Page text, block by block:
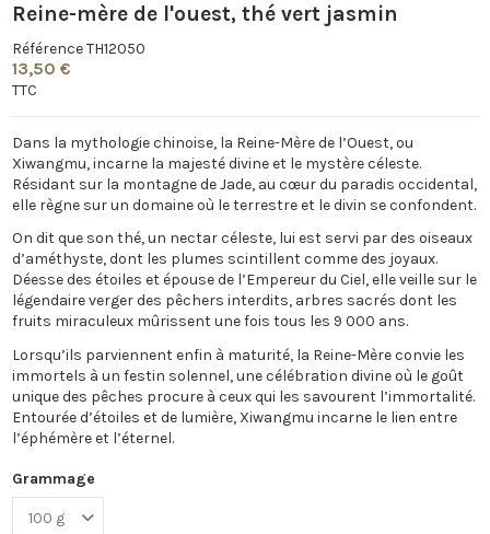
Reine-mère de l'ouest, thé vert jasmin
Référence TH12050
13,50 €
TTC
Dans la mythologie chinoise, la Reine-Mère de l’Ouest, ou
Xiwangmu, incarne la majesté divine et le mystère céleste.
Résidant sur la montagne de Jade, au cœur du paradis occidental,
elle règne sur un domaine où le terrestre et le divin se confondent.
On dit que son thé, un nectar céleste, lui est servi par des oiseaux
d’améthyste, dont les plumes scintillent comme des joyaux.
Déesse des étoiles et épouse de l’Empereur du Ciel, elle veille sur le
légendaire verger des pêchers interdits, arbres sacrés dont les
fruits miraculeux mûrissent une fois tous les 9 000 ans.
Lorsqu’ils parviennent enfin à maturité, la Reine-Mère convie les
immortels à un festin solennel, une célébration divine où le goût
unique des pêches procure à ceux qui les savourent l’immortalité.
Entourée d’étoiles et de lumière, Xiwangmu incarne le lien entre
l’éphémère et l’éternel.
Grammage